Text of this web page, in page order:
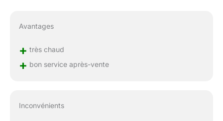
Avantages
+ très chaud
+ bon service après-vente
Inconvénients